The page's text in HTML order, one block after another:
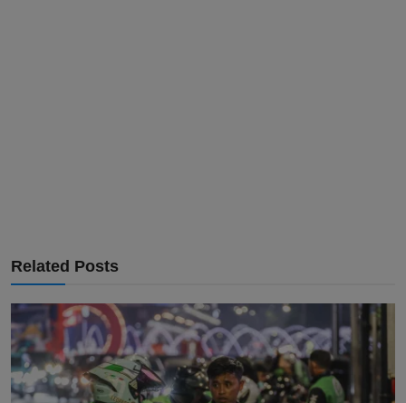
Related Posts